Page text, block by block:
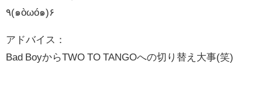
٩(๑òωó๑)۶
アドバイス：
Bad BoyからTWO TO TANGOへの切り替え大事(笑)